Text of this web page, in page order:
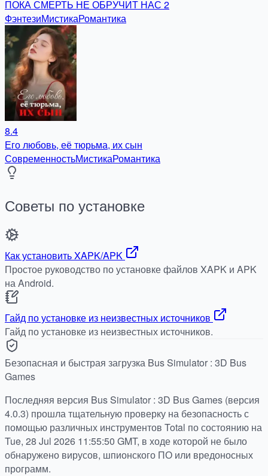
ПОКА СМЕРТЬ НЕ ОБРУЧИТ НАС 2
ФэнтезиМистикаРомантика
8.4
Его любовь, её тюрьма, их сын
СовременностьМистикаРомантика
Советы по установке
Как установить XAPK/APK
Простое руководство по установке файлов XAPK и APK
на Android.
Гайд по установке из неизвестных источников
Гайд по установке из неизвестных источников.
Безопасная и быстрая загрузка Bus Simulator : 3D Bus
Games
Последняя версия Bus Simulator : 3D Bus Games (версия
4.0.3) прошла тщательную проверку на безопасность с
помощью различных инструментов Total по состоянию на
Tue, 28 Jul 2026 11:55:50 GMT, в ходе которой не было
обнаружено вирусов, шпионского ПО или вредоносных
программ.